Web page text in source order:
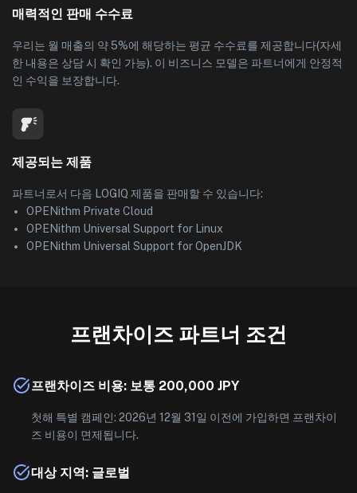
매력적인 판매 수수료
우리는 월 매출의 약 5%에 해당하는 평균 수수료를 제공합니다(자세
한 내용은 상담 시 확인 가능). 이 비즈니스 모델은 파트너에게 안정적
인 수익을 보장합니다.
제공되는 제품
파트너로서 다음 LOGIQ 제품을 판매할 수 있습니다:
OPENithm Private Cloud
OPENithm Universal Support for Linux
OPENithm Universal Support for OpenJDK
프랜차이즈 파트너 조건
프랜차이즈 비용: 보통 200,000 JPY
첫해 특별 캠페인: 2026년 12월 31일 이전에 가입하면 프랜차이
즈 비용이 면제됩니다.
대상 지역: 글로벌